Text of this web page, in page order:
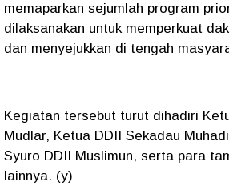
memaparkan sejumlah program
dilaksanakan untuk memperkuat
dan menyejukkan di tengah
Kegiatan tersebut turut dihadiri
Mudlar, Ketua DDII Sekadau
Syuro DDII Muslimun, serta para
lainnya. (y)